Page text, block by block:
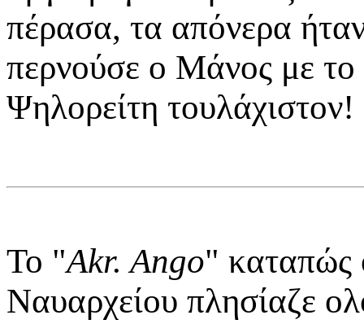
πέρασα, τα απόνερα
περνούσε ο Μάνος με
Ψηλορείτη τουλάχιστον!
Το "Akr. Ango" καταπώς
Ναυαρχείου πλησίαζε